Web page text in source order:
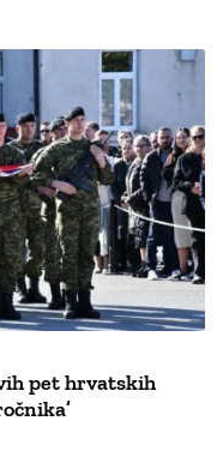
pet hrvatskih